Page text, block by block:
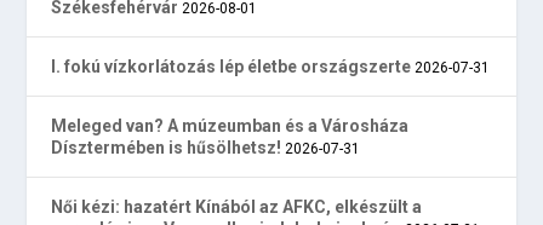
Székesfehérvár 2026-08-01
I. fokú vízkorlátozás lép életbe országszerte 2026-07-31
Meleged van? A múzeumban és a Városháza
Dísztermében is hűsölhetsz! 2026-07-31
Női kézi: hazatért Kínából az AFKC, elkészült a